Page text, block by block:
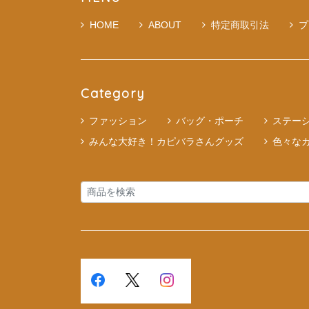
HOME ABOUT 特定商取引法
Category
ファッション バッグ・ポーチ
ステー
みんな大好き！カピバラさんグッズ
色々な